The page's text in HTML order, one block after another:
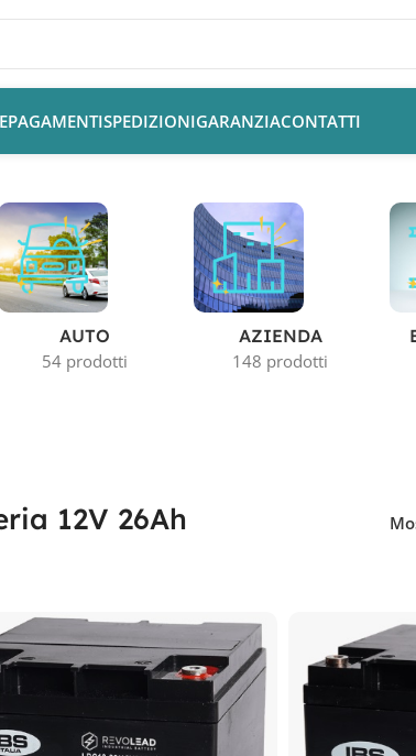
PAGAMENTISPEDIZIONIGARANZIACONTATTI
AUTO
54 prodotti
AZIENDA
148 prodotti
12V 26Ah